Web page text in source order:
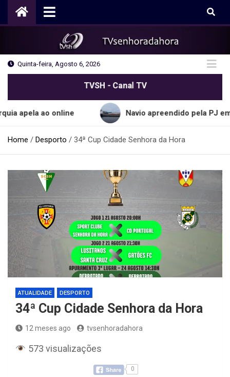
Quinta-feira, Agosto 6, 2026
TVSH - Canal TV
ao online Navio apreendido pela PJ em Sines
Home Desporto 34ª Cup Cidade Senhora da Hora
ATUALIDADE DESPORTO
34ª Cup Cidade Senhora da Hora
12 meses ago tvsenhoradahora
573 visualizações
0